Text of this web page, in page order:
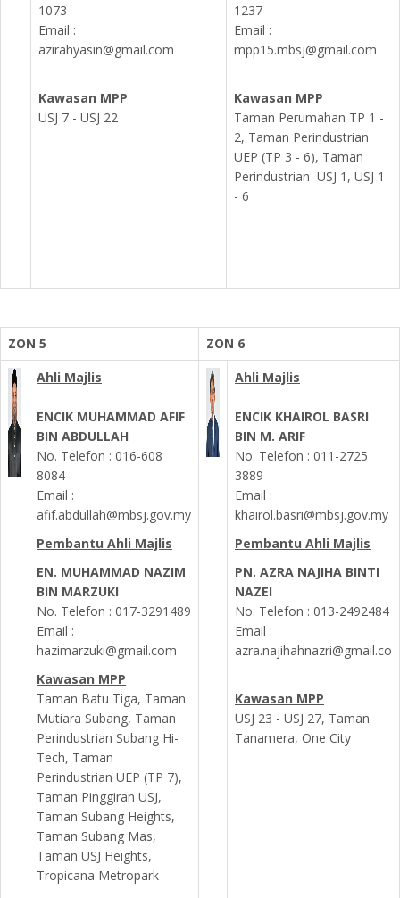
1073
Email :
azirahyasin@gmail.com
Kawasan MPP
USJ 7 - USJ 22
1237
Email :
mpp15.mbsj@gmail.com
Kawasan MPP
Taman Perumahan TP 1 -
2, Taman Perindustrian
UEP (TP 3 - 6), Taman
Perindustrian USJ 1, USJ 1
- 6
ZON 5
ZON 6
Ahli Majlis
ENCIK MUHAMMAD AFIF
BIN ABDULLAH
No. Telefon : 016-608
8084
Email :
afif.abdullah@mbsj.gov.my
Pembantu Ahli Majlis
EN. MUHAMMAD NAZIM
BIN MARZUKI
No. Telefon : 017-3291489
Email :
hazimarzuki@gmail.com
Kawasan MPP
Taman Batu Tiga, Taman
Mutiara Subang, Taman
Perindustrian Subang Hi-
Tech, Taman
Perindustrian UEP (TP 7),
Taman Pinggiran USJ,
Taman Subang Heights,
Taman Subang Mas,
Taman USJ Heights,
Tropicana Metropark
Ahli Majlis
ENCIK KHAIROL BASRI
BIN M. ARIF
No. Telefon : 011-2725
3889
Email :
khairol.basri@mbsj.gov.my
Pembantu Ahli Majlis
PN. AZRA NAJIHA BINTI
NAZEI
No. Telefon : 013-2492484
Email :
azra.najihahnazri@gmail.co
Kawasan MPP
USJ 23 - USJ 27, Taman
Tanamera, One City